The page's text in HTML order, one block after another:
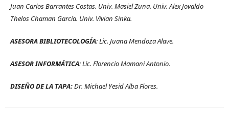
Juan Carlos Barrantes Costas. Univ. Masiel Zuna. Univ. Alex Jovaldo
Thelos Chaman García. Univ. Vivian Sinka.
ASESORA BIBLIOTECOLOGÍA: Lic. Juana Mendoza Alave.
ASESOR INFORMÁTICA: Lic. Florencio Mamani Antonio.
DISEÑO DE LA TAPA:Dr. Michael Yesid Alba Flores.